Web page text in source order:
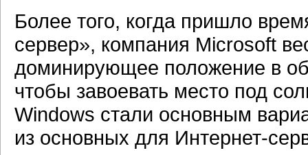
Более того, когда пришло
сервер», компания Microsoft
доминирующее положение в
чтобы завоевать место под
Windows стали основным
из основных для Интернет-